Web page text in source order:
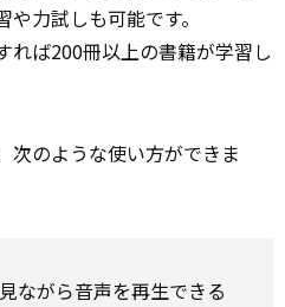
力試しも可能です。
れば200冊以上の書籍が学習し
次のような使い方ができま
ながら音声を再生できる